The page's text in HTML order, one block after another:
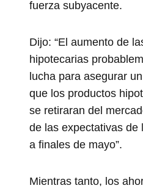
fuerza subyacente.
Dijo: “El aumento de
hipotecarias
lucha para asegurar
que los productos
se retiraran del
de las expectativas de
a finales de mayo”.
Mientras tanto, los